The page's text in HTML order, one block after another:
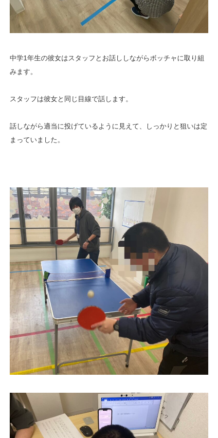
中学1年生の彼女はスタッフとお話ししながらボッチャに取り組
みます。
スタッフは彼女と同じ目線で話します。
話しながら適当に投げているように見えて、しっかりと狙いは定
まっていました。